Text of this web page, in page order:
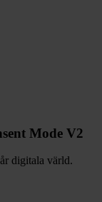
Mode V2
digitala värld.